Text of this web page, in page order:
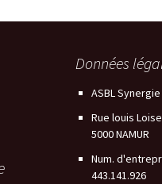
Données
ASBL
Rue louis
5000 NAMUR
Num.
443.141.926